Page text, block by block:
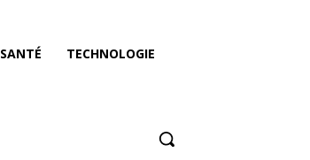
SANTÉ TECHNOLOGIE